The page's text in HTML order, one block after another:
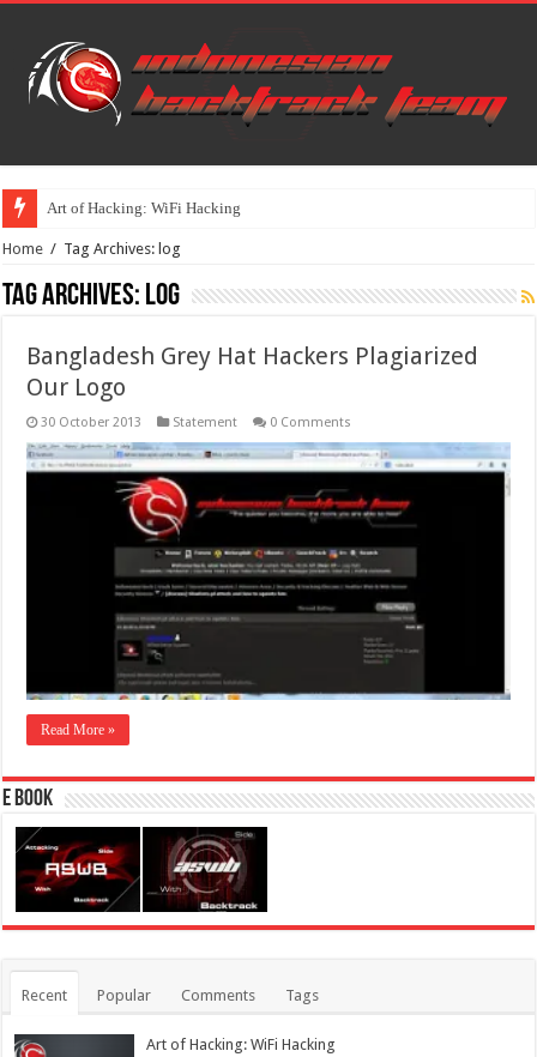
Art of Hacking: WiFi Hacking
Home / Tag Archives: log
Tag Archives: log
Bangladesh Grey Hat Hackers Plagiarized
Our Logo
30 October 2013 Statement 0 Comments
Read More »
E Book
Recent Popular Comments Tags
Art of Hacking: WiFi Hacking